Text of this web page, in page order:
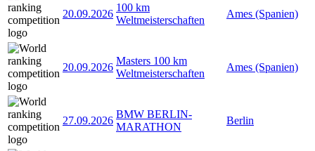
20.09.2026
100 km
Weltmeisterschaften
Ames (Spanien)
20.09.2026
Masters 100 km
Weltmeisterschaften
Ames (Spanien)
27.09.2026
BMW BERLIN-
MARATHON
Berlin